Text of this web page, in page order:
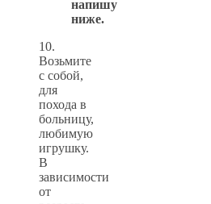
напишу
ниже.
10.
Возьмите
с собой,
для
похода в
больницу,
любимую
игрушку.
В
зависимости
от